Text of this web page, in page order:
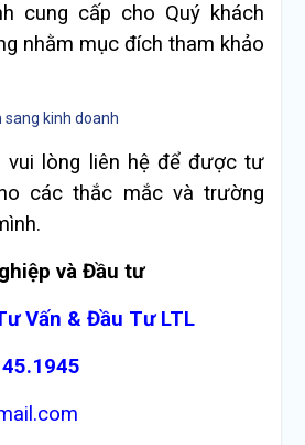
cung cấp cho Quý khách
nhằm mục đích tham khảo
sang kinh doanh
vui lòng liên hệ để được tư
các thắc mắc và trường
và Đầu tư
Vấn & Đầu Tư LTL